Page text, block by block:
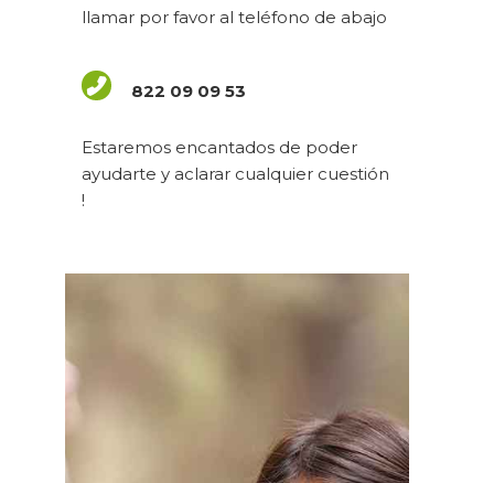
llamar por favor al teléfono de abajo
822 09 09 53
Estaremos encantados de poder
ayudarte y aclarar cualquier cuestión
!